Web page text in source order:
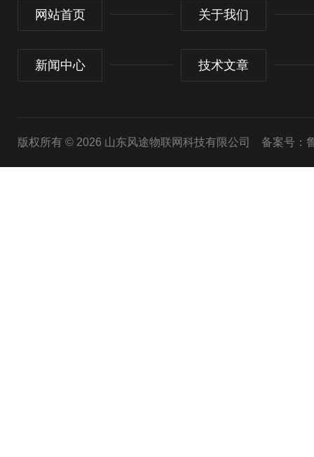
网站首页 关于我们
新闻中心 技术文章
版权所有 © 2026 山东风途物联网科技有限公司 备案号：